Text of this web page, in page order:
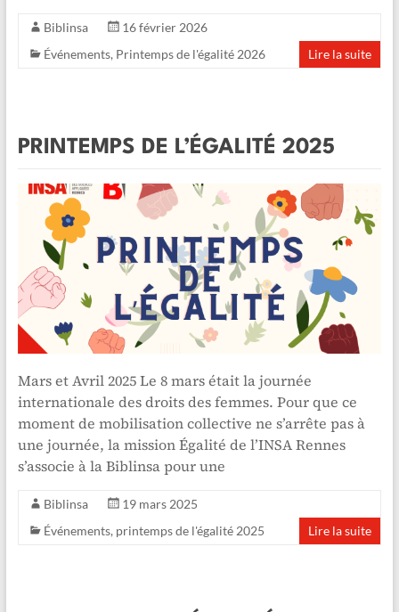
Biblinsa
16 février 2026
Événements, Printemps de l'égalité 2026 Lire la suite
PRINTEMPS DE L’ÉGALITÉ 2025
Mars et Avril 2025 Le 8 mars était la journée
internationale des droits des femmes. Pour que ce
moment de mobilisation collective ne s’arrête pas à
une journée, la mission Égalité de l’INSA Rennes
s’associe à la Biblinsa pour une
Biblinsa
19 mars 2025
Événements, printemps de l'égalité 2025 Lire la suite